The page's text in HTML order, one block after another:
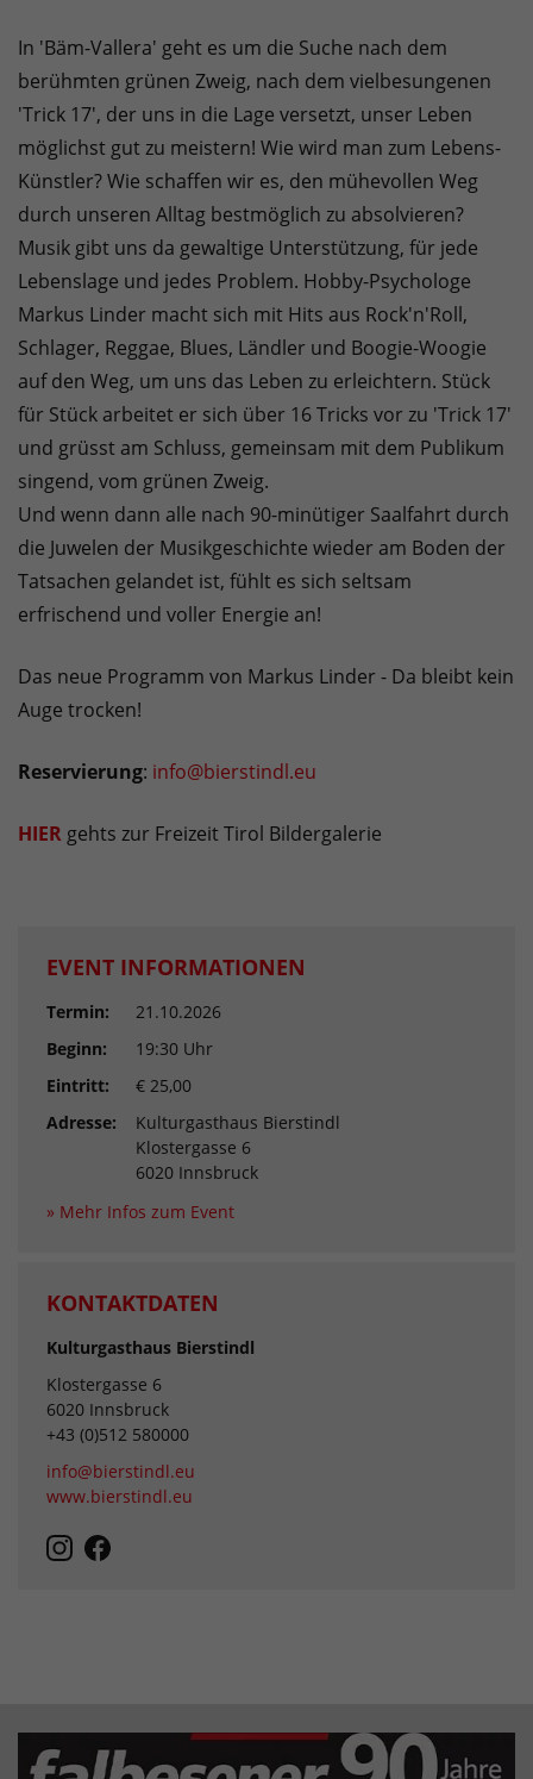
In 'Bäm-Vallera' geht es um die Suche nach dem
berühmten grünen Zweig, nach dem vielbesungenen
'Trick 17', der uns in die Lage versetzt, unser Leben
möglichst gut zu meistern! Wie wird man zum Lebens-
Künstler? Wie schaffen wir es, den mühevollen Weg
durch unseren Alltag bestmöglich zu absolvieren?
Musik gibt uns da gewaltige Unterstützung, für jede
Lebenslage und jedes Problem. Hobby-Psychologe
Markus Linder macht sich mit Hits aus Rock'n'Roll,
Schlager, Reggae, Blues, Ländler und Boogie-Woogie
auf den Weg, um uns das Leben zu erleichtern. Stück
für Stück arbeitet er sich über 16 Tricks vor zu 'Trick 17'
und grüsst am Schluss, gemeinsam mit dem Publikum
singend, vom grünen Zweig.
Und wenn dann alle nach 90-minütiger Saalfahrt durch
die Juwelen der Musikgeschichte wieder am Boden der
Tatsachen gelandet ist, fühlt es sich seltsam
erfrischend und voller Energie an!
Das neue Programm von Markus Linder - Da bleibt kein
Auge trocken!
Reservierung: info@bierstindl.eu
HIER gehts zur Freizeit Tirol Bildergalerie
EVENT INFORMATIONEN
Termin:
21.10.2026
Beginn:
19:30 Uhr
Eintritt:
€ 25,00
Adresse:
Kulturgasthaus Bierstindl
Klostergasse 6
6020 Innsbruck
» Mehr Infos zum Event
KONTAKTDATEN
Kulturgasthaus Bierstindl
Klostergasse 6
6020 Innsbruck
+43 (0)512 580000
info@bierstindl.eu
www.bierstindl.eu